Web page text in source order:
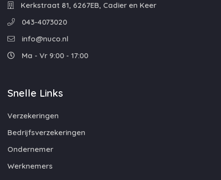
Kerkstraat 81, 6267EB, Cadier en Keer
043-4073020
info@nuco.nl
Ma - Vr 9:00 - 17:00
Snelle Links
Verzekeringen
Bedrijfsverzekeringen
Ondernemer
Werknemers